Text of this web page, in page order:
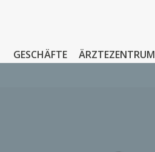
GESCHÄFTE ÄRZTEZENTRUM